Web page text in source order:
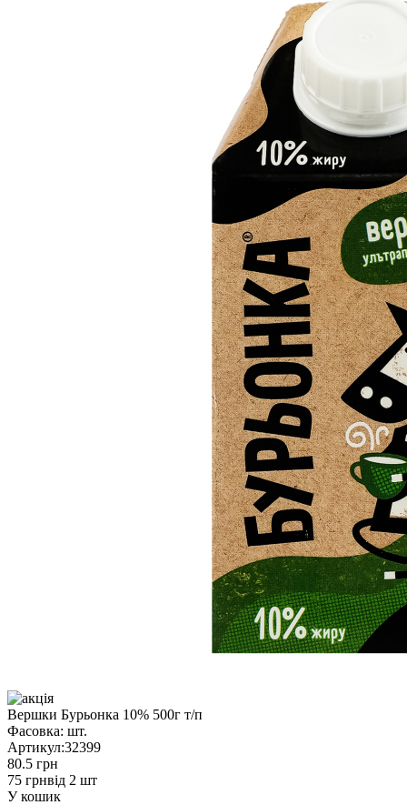
Вершки Бурьонка 10% 500г т/п
Фасовка: шт.
Артикул:32399
80.5 грн
75 грнвід 2 шт
У кошик